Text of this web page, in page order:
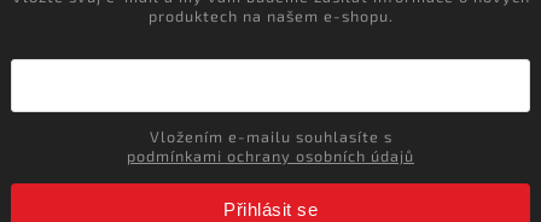
produktech na našem e-shopu.
podmínkami ochrany osobních údajů
Přihlásit se